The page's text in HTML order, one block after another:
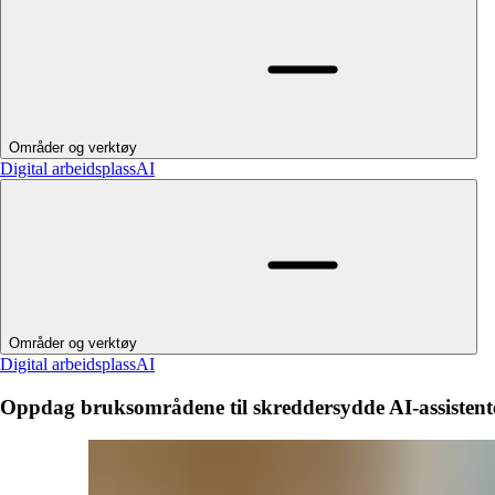
Områder og verktøy
Digital arbeidsplassAI
Områder og verktøy
Digital arbeidsplassAI
Oppdag bruksområdene til skreddersydde AI-